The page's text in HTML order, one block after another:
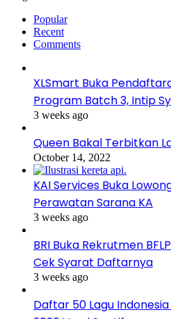
Popular
Recent
Comments
XLSmart Buka
Program Batch 3, Intip
3 weeks ago
Queen Bakal Terbitkan
October 14, 2022
KAI Services Buka
Perawatan Sarana KA
3 weeks ago
BRI Buka Rekrutmen
Cek Syarat Daftarnya
3 weeks ago
Daftar 50 Lagu